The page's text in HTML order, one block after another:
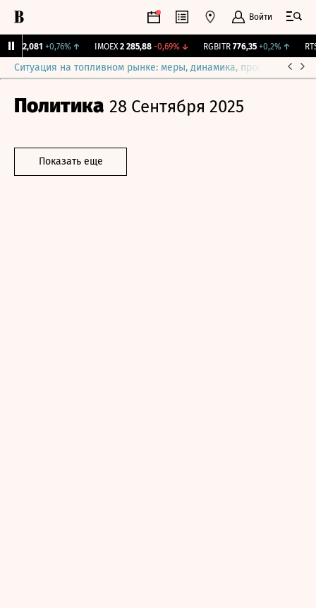
Войти
12,081 +0,76%↑ IMOEX 2 285,88 -0,69%↓ RGBITR 776,35 +0,2%↑ RTSI
Ситуация на топливном рынке: меры, динамика, прогнозы
Политика 28 Сентября 2025
Показать еще